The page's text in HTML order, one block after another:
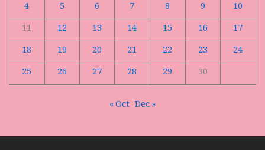
4
5 6 7 8 9
10
11
12 13 14 15 16
17
18
19 20 21 22 23
24
25
26 27 28 29 30
« Oct Dec »